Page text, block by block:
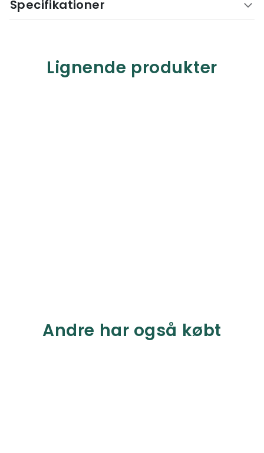
Specifikationer
Lignende produkter
Andre har også købt